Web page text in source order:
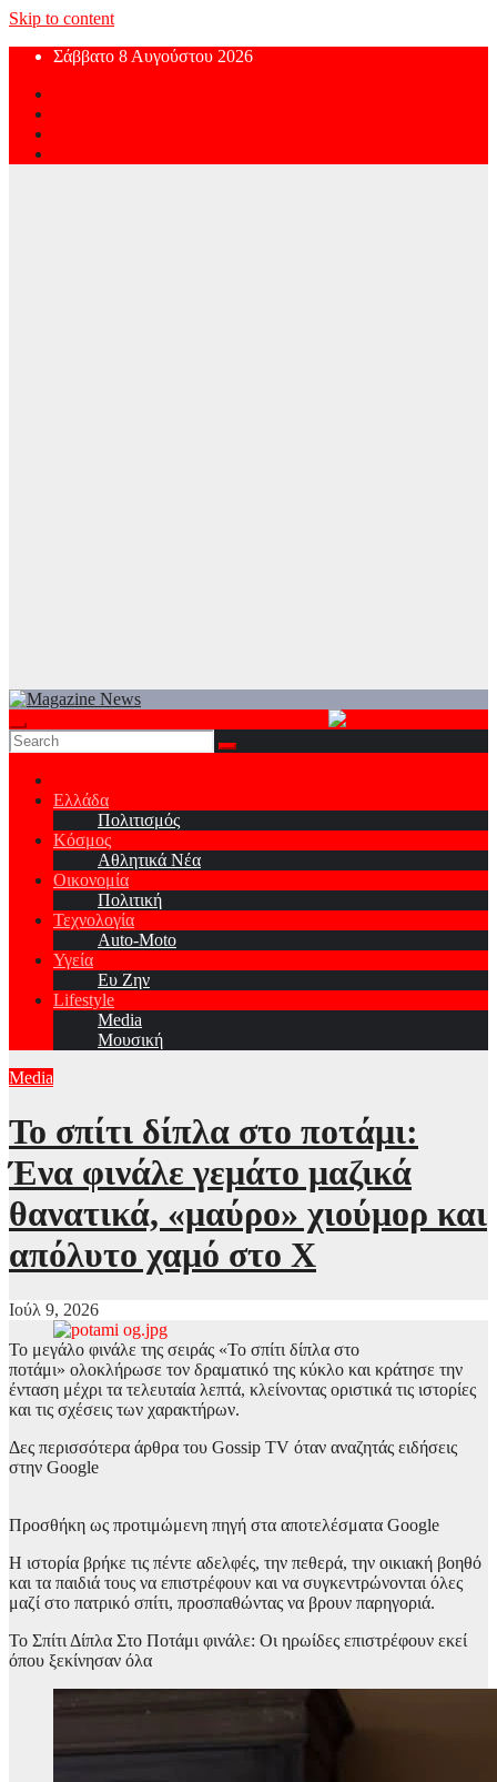
Skip to content
Σάββατο 8 Αυγούστου 2026
Ελλάδα
Πολιτισμός
Κόσμος
Αθλητικά Νέα
Οικονομία
Πολιτική
Τεχνολογία
Auto-Moto
Υγεία
Ευ Ζην
Lifestyle
Media
Μουσική
Media
Το σπίτι δίπλα στο ποτάμι:
Ένα φινάλε γεμάτο μαζικά
θανατικά, «μαύρο» χιούμορ και
απόλυτο χαμό στο X
Ιούλ 9, 2026
Το μεγάλο φινάλε της σειράς «Το σπίτι δίπλα στο
ποτάμι» ολοκλήρωσε τον δραματικό της κύκλο και κράτησε την
ένταση μέχρι τα τελευταία λεπτά, κλείνοντας οριστικά τις ιστορίες
και τις σχέσεις των χαρακτήρων.
Δες περισσότερα άρθρα του Gossip TV όταν αναζητάς ειδήσεις
στην Google
Προσθήκη ως προτιμώμενη πηγή στα αποτελέσματα Google
Η ιστορία βρήκε τις πέντε αδελφές, την πεθερά, την οικιακή βοηθό
και τα παιδιά τους να επιστρέφουν και να συγκεντρώνονται όλες
μαζί στο πατρικό σπίτι, προσπαθώντας να βρουν παρηγοριά.
Το Σπίτι Δίπλα Στο Ποτάμι φινάλε: Οι ηρωίδες επιστρέφουν εκεί
όπου ξεκίνησαν όλα